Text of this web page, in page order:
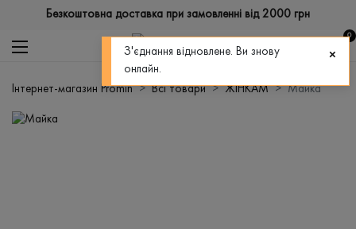
Безкоштовна доставка при замовленні від 2000 грн
0
Інтернет-магазин Promin Всі товари ЖІНКАМ Майка
З'єднання відновлене. Ви знову
онлайн.